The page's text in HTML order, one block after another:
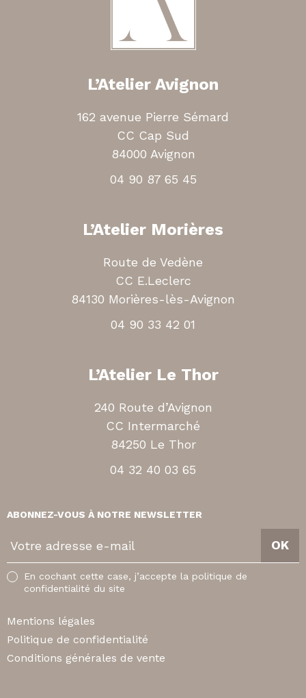
L’Atelier Avignon
162 avenue Pierre Sémard
CC Cap Sud
84000 Avignon
04 90 87 65 45
L’Atelier Morières
Route de Vedène
CC E.Leclerc
84130 Morières-lès-Avignon
04 90 33 42 01
L’Atelier Le Thor
240 Route d’Avignon
CC Intermarché
84250 Le Thor
04 32 40 03 65
ABONNEZ-VOUS À NOTRE NEWSLETTER
t
r
a
d
OK
En cochant cette case, j’accepte la politique de
confidentialité du site
Mentions légales
Politique de confidentialité
Conditions générales de vente